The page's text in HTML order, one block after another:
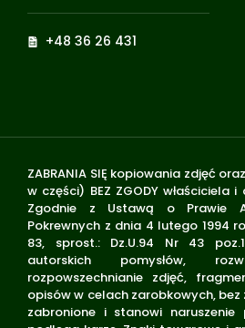
+48 36 26 431
ZABRANIA SIĘ kopiowania zdjęć
w części) BEZ ZGODY
Zgodnie z Ustawą o Prawie
Pokrewnych z dnia 4 lutego 1994
83, sprost.: Dz.U.94 Nr 43
autorskich pomysłów,
rozpowszechnianie zdjęć,
opisów w celach zarobkowych,
zabronione i stanowi